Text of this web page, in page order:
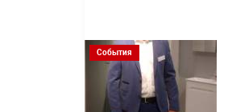
События